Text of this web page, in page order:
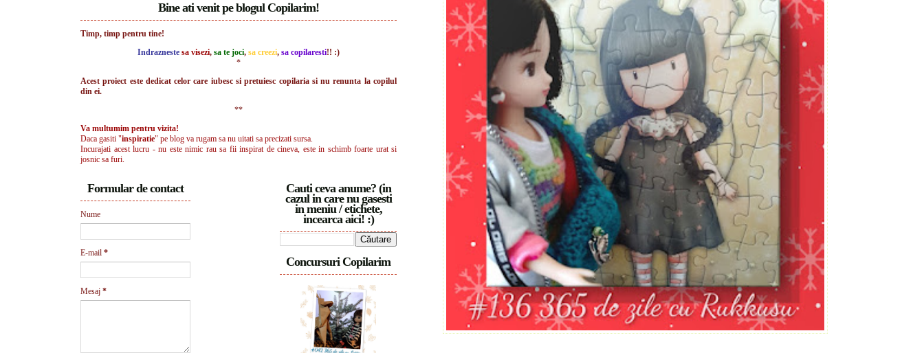
Bine ati venit pe blogul Copilarim!
Timp, timp pentru tine!
Indrazneste sa visezi, sa te joci, sa creezi, sa copilaresti!! :)
*
Acest proiect este dedicat celor care iubesc si pretuiesc copilaria si nu renunta la copilul
din ei.
**
Va multumim pentru vizita!
Daca gasiti "inspiratie" pe blog va rugam sa nu uitati sa precizati sursa.
Incurajati acest lucru - nu este nimic rau sa fii inspirat de cineva, este in schimb foarte urat si
josnic sa furi.
Cauti ceva anume? (in
cazul in care nu gasesti
in meniu / etichete,
incearca aici! :)
Concursuri Copilarim
Formular de contact
Nume
E-mail *
Mesaj *